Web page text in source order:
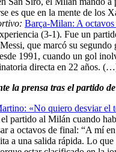
es que en la mente de los
Barça-Milan: A
(3-1). Fue un
que marcó su
1991, cuando un gol
directa en 22 años.
la prensa tras el partido de
«No quiero desviar el
partido al Milán cuando
a octavos de final: “A mí
a una salida rápida. Lo